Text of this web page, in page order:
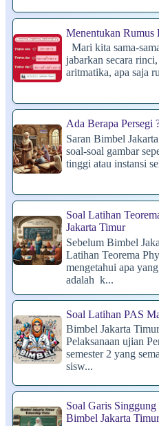
Menentukan
Mari kita sama-
jabarkan secara
aritmatika, apa saja
Ada Berapa Persegi
Saran Bimbel
soal-soal gambar
tinggi atau instansi
Soal Latihan
Jakarta Timur
Sebelum Bimbel
Latihan Teorema
mengetahui apa
adalah k...
Soal Latihan PAS
Bimbel Jakarta
Pelaksanaan ujian
semester 2 yang
sisw...
Soal Garis
Bimbel Jakarta Timur